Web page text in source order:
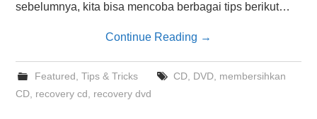
sebelumnya, kita bisa mencoba berbagai tips berikut…
Continue Reading →
Featured Tips & Tricks CD, DVD, membersihkan
CD recovery cd recovery dvd